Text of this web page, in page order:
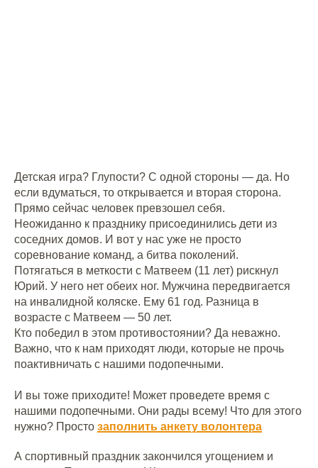
Детская игра? Глупости? С одной стороны — да. Но
если вдуматься, то открывается и вторая сторона.
Прямо сейчас человек превзошел себя.
Неожиданно к празднику присоединились дети из
соседних домов. И вот у нас уже не просто
соревнование команд, а битва поколений.
Потягаться в меткости с Матвеем (11 лет) рискнул
Юрий. У него нет обеих ног. Мужчина передвигается
на инвалидной коляске. Ему 61 год. Разница в
возрасте с Матвеем — 50 лет.
Кто победил в этом противостоянии? Да неважно.
Важно, что к нам приходят люди, которые не прочь
поактивничать с нашими подопечными.
И вы тоже приходите! Может проведете время с
нашими подопечными. Они рады всему! Что для этого
нужно? Просто заполнить анкету волонтера
А спортивный праздник закончился угощением и